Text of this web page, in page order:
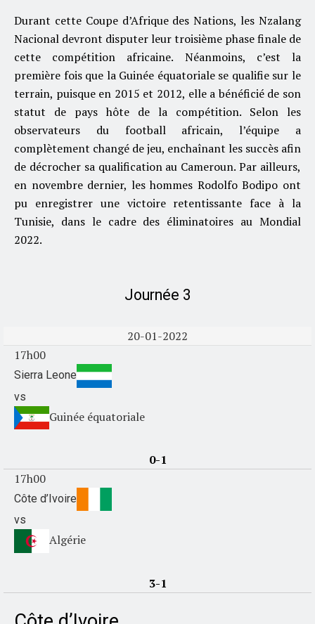
Durant cette Coupe d’Afrique des Nations, les Nzalang
Nacional devront disputer leur troisième phase finale de
cette compétition africaine. Néanmoins, c’est la
première fois que la Guinée équatoriale se qualifie sur le
terrain, puisque en 2015 et 2012, elle a bénéficié de son
statut de pays hôte de la compétition. Selon les
observateurs du football africain, l’équipe a
complètement changé de jeu, enchaînant les succès afin
de décrocher sa qualification au Cameroun. Par ailleurs,
en novembre dernier, les hommes Rodolfo Bodipo ont
pu enregistrer une victoire retentissante face à la
Tunisie, dans le cadre des éliminatoires au Mondial
2022.
Journée 3
20-01-2022
17h00
Sierra Leone
vs
Guinée équatoriale
0-1
17h00
Côte d’Ivoire
vs
Algérie
3-1